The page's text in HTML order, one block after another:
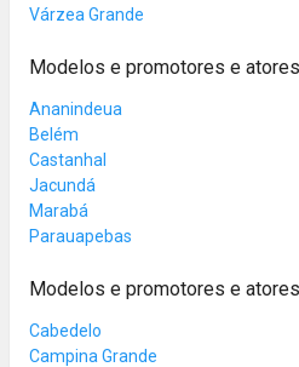
Várzea Grande
Modelos e promotores e
Ananindeua
Belém
Castanhal
Jacundá
Marabá
Parauapebas
Modelos e promotores e
Cabedelo
Campina Grande